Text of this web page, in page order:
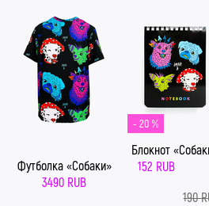
Футболка «Собаки»
3490 RUB
- 20 %
Блокнот
152 RUB
190